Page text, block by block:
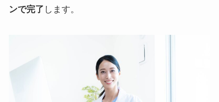
ンで完了 します。